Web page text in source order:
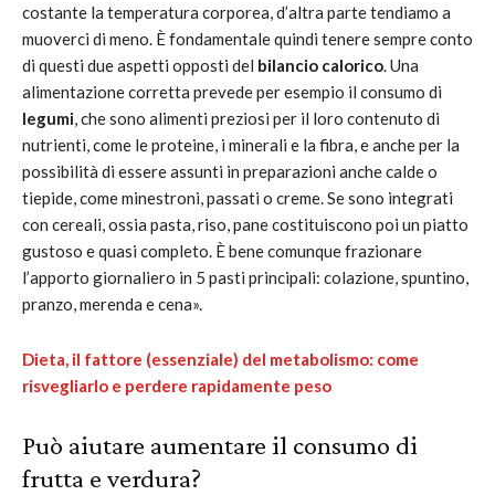
costante la temperatura corporea, d’altra parte tendiamo a
muoverci di meno. È fondamentale quindi tenere sempre conto
di questi due aspetti opposti del bilancio calorico. Una
alimentazione corretta prevede per esempio il consumo di
legumi, che sono alimenti preziosi per il loro contenuto di
nutrienti, come le proteine, i minerali e la fibra, e anche per la
possibilità di essere assunti in preparazioni anche calde o
tiepide, come minestroni, passati o creme. Se sono integrati
con cereali, ossia pasta, riso, pane costituiscono poi un piatto
gustoso e quasi completo. È bene comunque frazionare
l’apporto giornaliero in 5 pasti principali: colazione, spuntino,
pranzo, merenda e cena».
Dieta, il fattore (essenziale) del metabolismo: come
risvegliarlo e perdere rapidamente peso
Può aiutare aumentare il consumo di
frutta e verdura?